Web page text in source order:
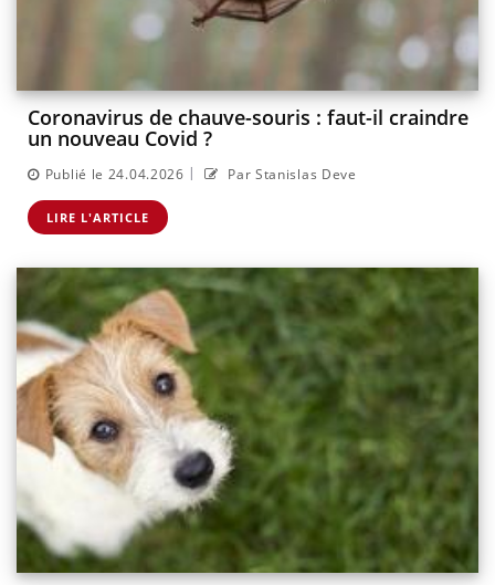
Coronavirus de chauve-souris : faut-il craindre
un nouveau Covid ?
Publié le 24.04.2026 | Par Stanislas Deve
LIRE L'ARTICLE